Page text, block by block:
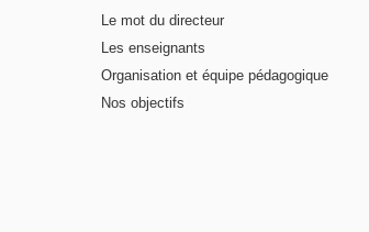
Le mot du directeur
Les enseignants
Organisation et équipe pédagogique
Nos objectifs